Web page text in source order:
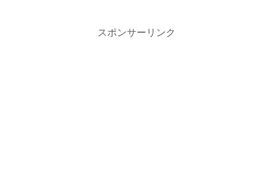
スポンサーリンク